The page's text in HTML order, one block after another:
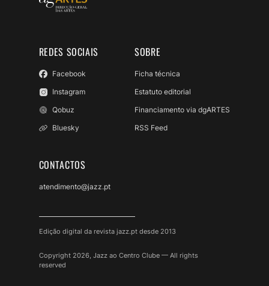
REDES SOCIAIS
Facebook
Instagram
Qobuz
Bluesky
SOBRE
Ficha técnica
Estatuto editorial
Financiamento via dgARTES
RSS Feed
CONTACTOS
atendimento@jazz.pt
Edição digital da revista jazz.pt desde 2013
Copyright 2026, Jazz ao Centro Clube — All rights
reserved